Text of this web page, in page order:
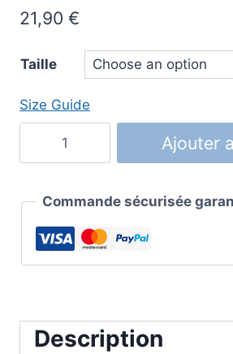
21,90 €
Taille
Size Guide
shirt
Blanc
Paris
Ajouter
Commande sécurisée
Description